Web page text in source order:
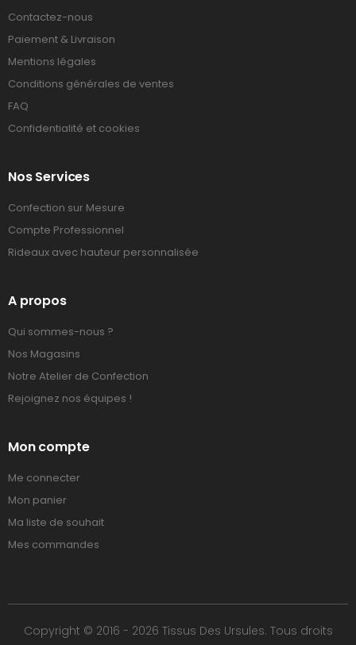
Contactez-nous
Paiement & Livraison
Mentions légales
Conditions générales de ventes
FAQ
Confidentialité et cookies
Nos Services
Confection sur Mesure
Compte Professionnel
Rideaux avec hauteur personnalisée
A propos
Qui sommes-nous ?
Nos Magasins
Notre Atelier de Confection
Rejoignez nos équipes !
Mon compte
Me connecter
Mon panier
Ma liste de souhait
Mes commandes
Copyright © 2016 - 2026 Tissus Des Ursules. Tous droits